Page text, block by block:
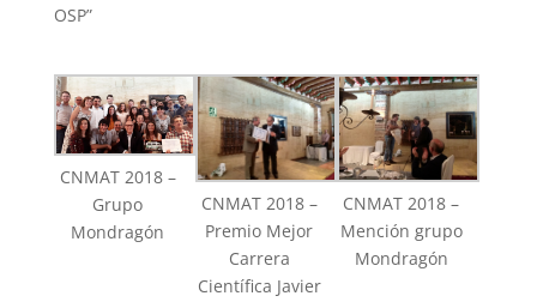
OSP”
CNMAT 2018 –
Grupo
Mondragón
CNMAT 2018 –
Premio Mejor
Carrera
Científica Javier
CNMAT 2018 –
Mención grupo
Mondragón